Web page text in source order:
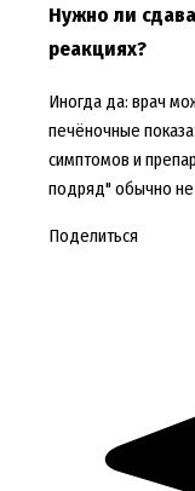
Нужно ли
реакциях?
Иногда да: врач
печёночные
симптомов и
подряд" обычно
Поделиться